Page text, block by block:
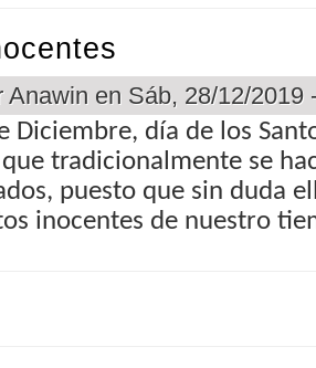
Anawin en Sáb, 28/12/2019
Diciembre, día de los
tradicionalmente se
puesto que sin duda
inocentes de nuestro